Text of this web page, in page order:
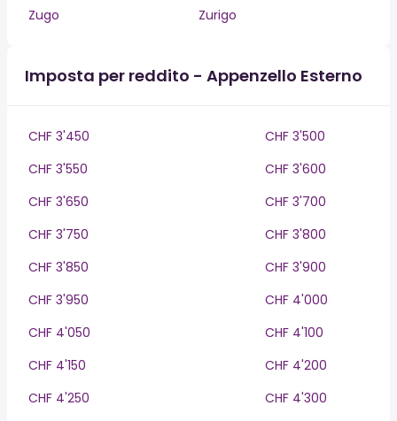
Zugo
Zurigo
Imposta per reddito - Appenzello Esterno
CHF 3'450
CHF 3'500
CHF 3'550
CHF 3'600
CHF 3'650
CHF 3'700
CHF 3'750
CHF 3'800
CHF 3'850
CHF 3'900
CHF 3'950
CHF 4'000
CHF 4'050
CHF 4'100
CHF 4'150
CHF 4'200
CHF 4'250
CHF 4'300